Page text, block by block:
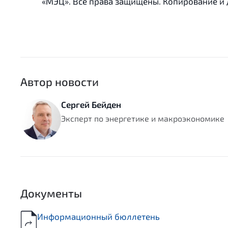
Автор новости
Сергей Бейден
Эксперт по энергетике и макроэкономике
Документы
Информационный бюллетень